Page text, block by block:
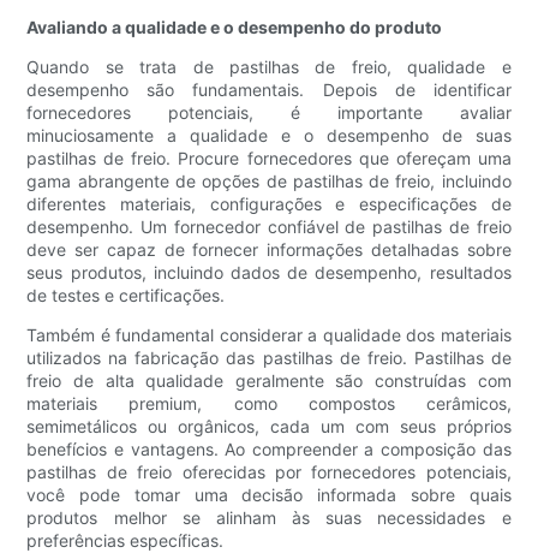
Avaliando a qualidade e o desempenho do produto
Quando se trata de pastilhas de freio, qualidade e
desempenho são fundamentais. Depois de identificar
fornecedores potenciais, é importante avaliar
minuciosamente a qualidade e o desempenho de suas
pastilhas de freio. Procure fornecedores que ofereçam uma
gama abrangente de opções de pastilhas de freio, incluindo
diferentes materiais, configurações e especificações de
desempenho. Um fornecedor confiável de pastilhas de freio
deve ser capaz de fornecer informações detalhadas sobre
seus produtos, incluindo dados de desempenho, resultados
de testes e certificações.
Também é fundamental considerar a qualidade dos materiais
utilizados na fabricação das pastilhas de freio. Pastilhas de
freio de alta qualidade geralmente são construídas com
materiais premium, como compostos cerâmicos,
semimetálicos ou orgânicos, cada um com seus próprios
benefícios e vantagens. Ao compreender a composição das
pastilhas de freio oferecidas por fornecedores potenciais,
você pode tomar uma decisão informada sobre quais
produtos melhor se alinham às suas necessidades e
preferências específicas.